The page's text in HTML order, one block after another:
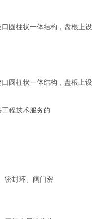
圆柱状一体结构，盘根上
圆柱状一体结构，盘根上
程技术服务的
密封环、阀门密